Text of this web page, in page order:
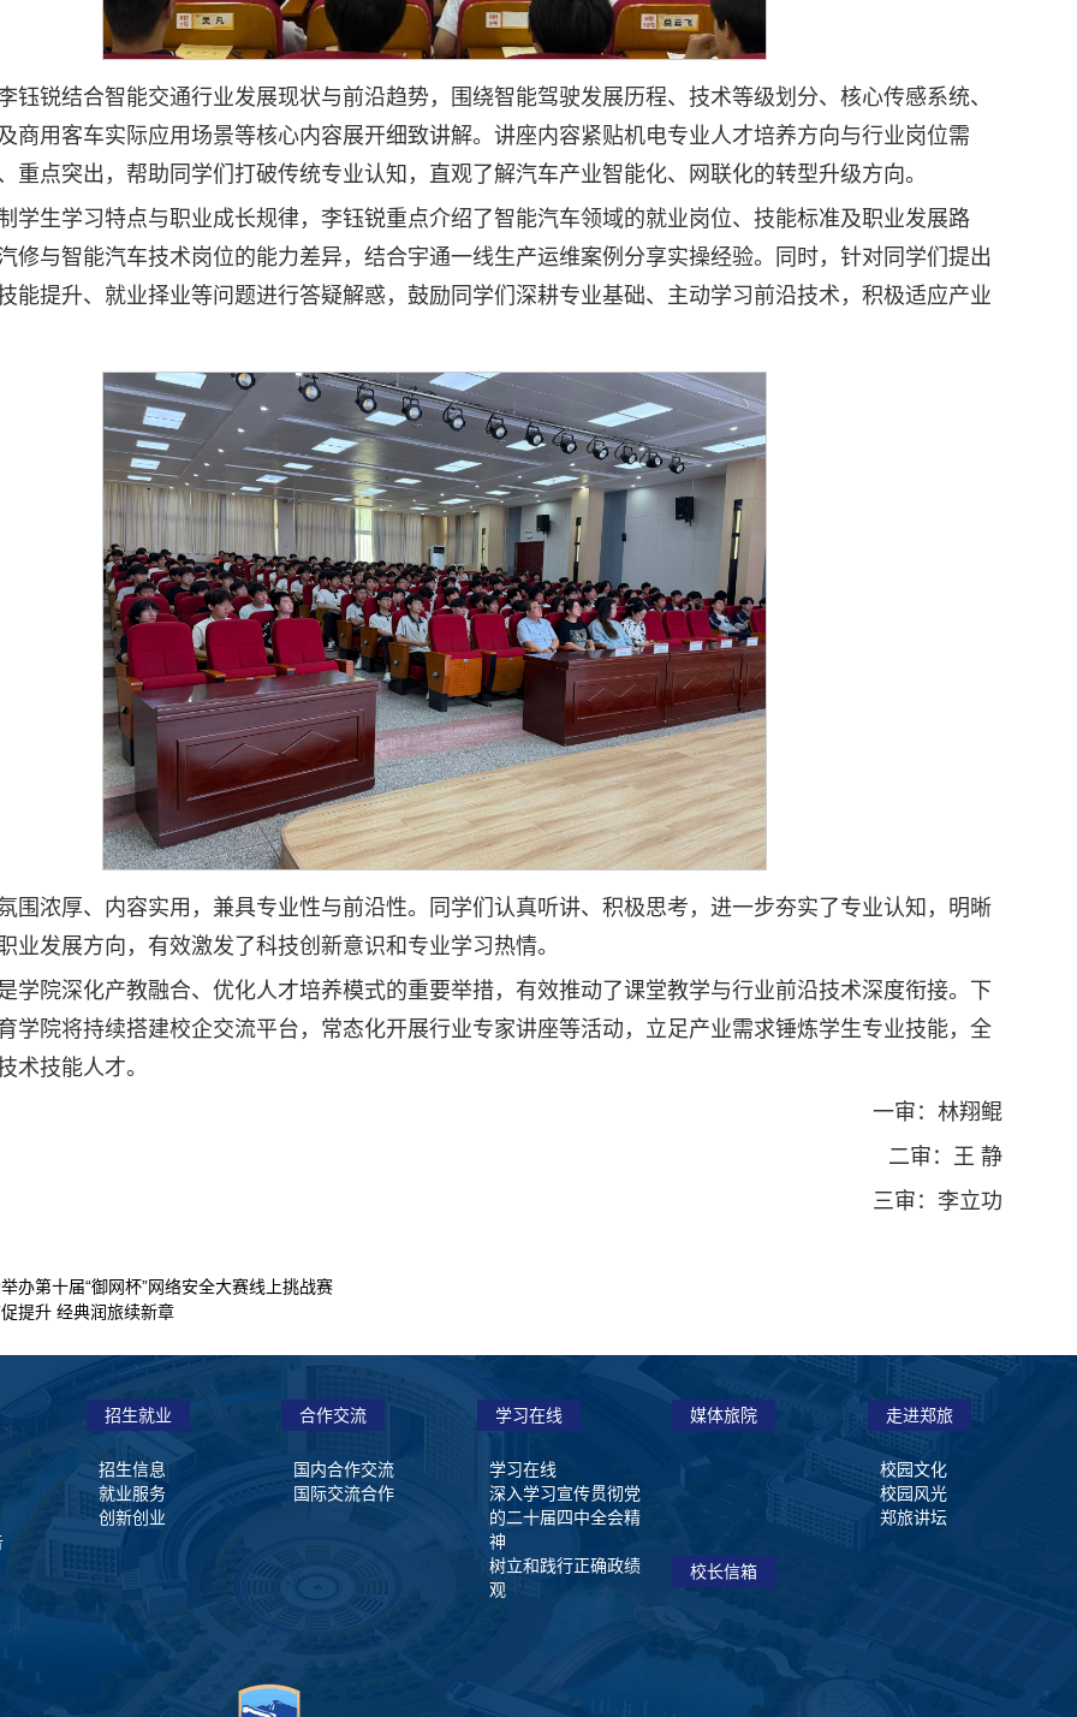
钰锐结合智能交通行业发展现状与前沿趋势，围绕智能驾驶发展历程、技术等级划分、核心传感系统、
商用客车实际应用场景等核心内容展开细致讲解。讲座内容紧贴机电专业人才培养方向与行业岗位需
重点突出，帮助同学们打破传统专业认知，直观了解汽车产业智能化、网联化的转型升级方向。
学生学习特点与职业成长规律，李钰锐重点介绍了智能汽车领域的就业岗位、技能标准及职业发展路
修与智能汽车技术岗位的能力差异，结合宇通一线生产运维案例分享实操经验。同时，针对同学们提出
能提升、就业择业等问题进行答疑解惑，鼓励同学们深耕专业基础、主动学习前沿技术，积极适应产业
围浓厚、内容实用，兼具专业性与前沿性。同学们认真听讲、积极思考，进一步夯实了专业认知，明晰
业发展方向，有效激发了科技创新意识和专业学习热情。
学院深化产教融合、优化人才培养模式的重要举措，有效推动了课堂教学与行业前沿技术深度衔接。下
学院将持续搭建校企交流平台，常态化开展行业专家讲座等活动，立足产业需求锤炼学生专业技能，全
术技能人才。
一审：林翔鲲
二审：王 静
三审：李立功
办第十届“御网杯”网络安全大赛线上挑战赛
提升 经典润旅续新章
招生就业
招生信息
就业服务
创新创业
合作交流
国内合作交流
国际交流合作
学习在线
学习在线
深入学习宣传贯彻党
的二十届四中全会精
神
树立和践行正确政绩
观
媒体旅院 走进郑旅
校园文化
校园风光
郑旅讲坛
校长信箱